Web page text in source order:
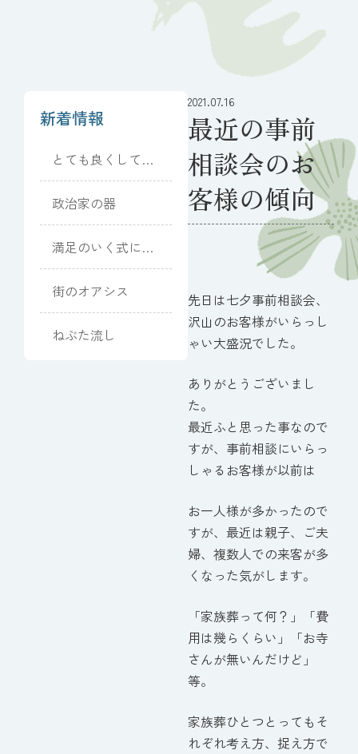
新着情報
とても良くしてい
ただきました
政治家の器
満足のいく式にな
りました
街のオアシス
ねぶた流し
2021.07.16
最近の事前
相談会のお
客様の傾向
先日は七夕事前相談会、
沢山のお客様がいらっし
ゃい大盛況でした。
ありがとうございまし
た。
最近ふと思った事なので
すが、事前相談にいらっ
しゃるお客様が以前は
お一人様が多かったので
すが、最近は親子、ご夫
婦、複数人での来客が多
くなった気がします。
「家族葬って何？」「費
用は幾らくらい」「お寺
さんが無いんだけど」
等。
家族葬ひとつとってもそ
れぞれ考え方、捉え方で